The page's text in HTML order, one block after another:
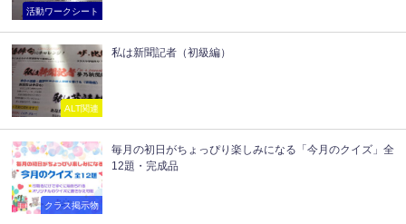
活動ワークシート
ALT関連
私は新聞記者（初級編）
クラス掲示物
毎月の初日がちょっぴり楽しみになる「今月のクイズ」全
12題・完成品